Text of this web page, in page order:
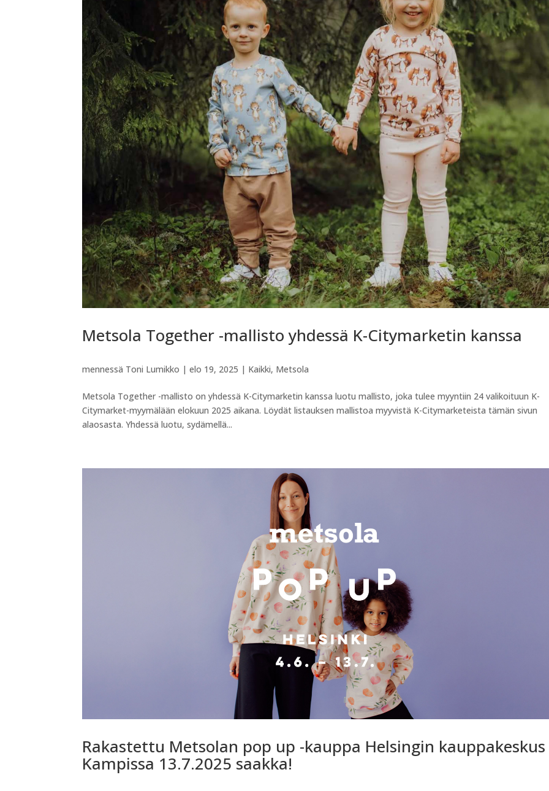
Metsola Together -mallisto yhdessä K-Citymarketin kanssa
mennessä Toni Lumikko |elo 19, 2025 | Kaikki, Metsola
Metsola Together -mallisto on yhdessä K-Citymarketin kanssa luotu mallisto, joka tulee myyntiin 24 valikoituun K-
Citymarket-myymälään elokuun 2025 aikana. Löydät listauksen mallistoa myyvistä K-Citymarketeista tämän sivun
alaosasta. Yhdessä luotu, sydämellä...
Rakastettu Metsolan pop up -kauppa Helsingin kauppakeskus
Kampissa 13.7.2025 saakka!